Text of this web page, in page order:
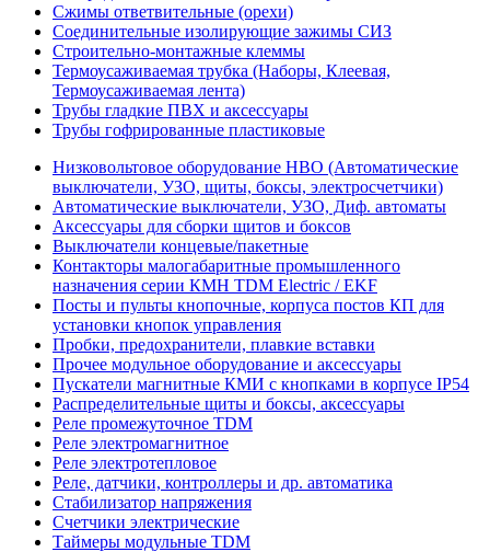
Сжимы ответвительные (орехи)
Соединительные изолирующие зажимы СИЗ
Строительно-монтажные клеммы
Термоусаживаемая трубка (Наборы, Клеевая,
Термоусаживаемая лента)
Трубы гладкие ПВХ и аксессуары
Трубы гофрированные пластиковые
Низковольтовое оборудование НВО (Автоматические
выключатели, УЗО, щиты, боксы, электросчетчики)
Автоматические выключатели, УЗО, Диф. автоматы
Аксессуары для сборки щитов и боксов
Выключатели концевые/пакетные
Контакторы малогабаритные промышленного
назначения серии КМН TDM Electric / EKF
Посты и пульты кнопочные, корпуса постов КП для
установки кнопок управления
Пробки, предохранители, плавкие вставки
Прочее модульное оборудование и аксессуары
Пускатели магнитные КМИ с кнопками в корпусе IP54
Распределительные щиты и боксы, аксессуары
Реле промежуточное TDM
Реле электромагнитное
Реле электротепловое
Реле, датчики, контроллеры и др. автоматика
Стабилизатор напряжения
Счетчики электрические
Таймеры модульные TDM